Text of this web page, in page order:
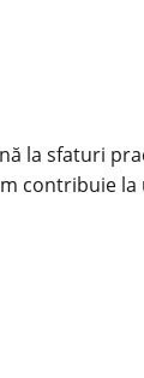
la sfaturi
contribuie